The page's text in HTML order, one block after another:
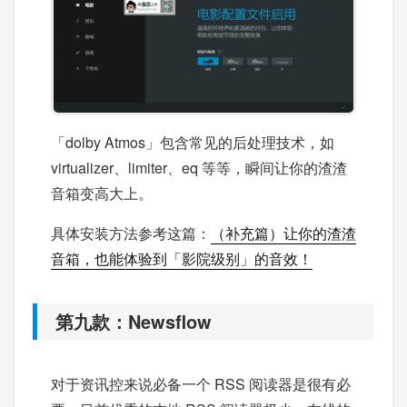
「dolby Atmos」包含常见的后处理技术，如
virtualizer、limiter、eq 等等，瞬间让你的渣渣
音箱变高大上。
具体安装方法参考这篇：
（补充篇）让你的渣渣
音箱，也能体验到「影院级别」的音效！
第九款：Newsflow
对于资讯控来说必备一个 RSS 阅读器是很有必